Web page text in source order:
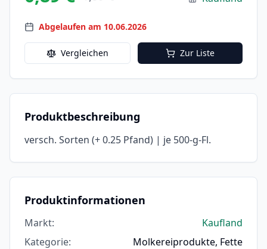
Abgelaufen am 10.06.2026
Vergleichen Zur Liste
Produktbeschreibung
versch. Sorten (+ 0.25 Pfand) | je 500-g-Fl.
Produktinformationen
Markt:
Kaufland
Kategorie: Molkereiprodukte, Fette